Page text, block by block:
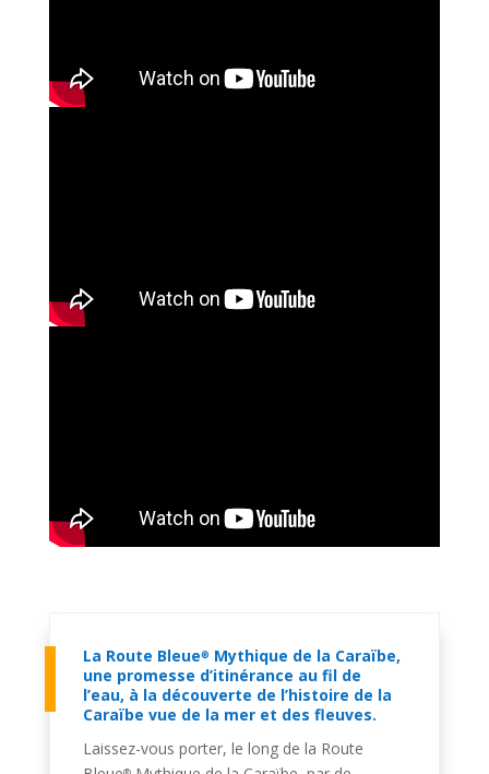
La Route Bleue® Mythique de la Caraïbe,
une promesse d’itinérance au fil de
l’eau, à la découverte de l’histoire de la
Caraïbe vue de la mer et des fleuves.
Laissez-vous porter, le long de la Route